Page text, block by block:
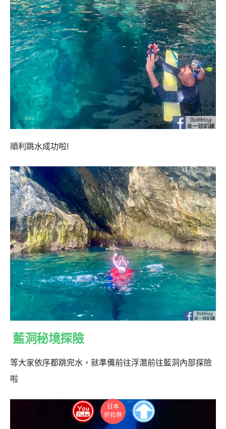
順利跳水成功啦!
藍洞秘境探險
等大家依序都跳完水，就準備前往浮潛前往藍洞內部探險
啦